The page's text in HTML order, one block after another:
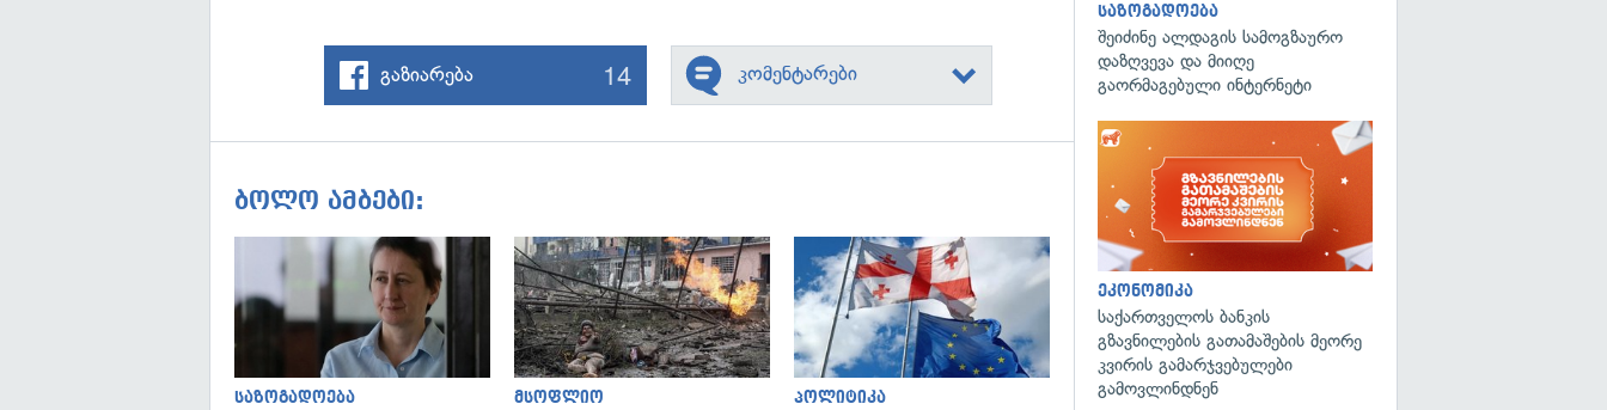
გაზიარება 14 კომენტარები
ბოლო ამბები:
გადახედვა
საზოგადოება
გადახედვა
მსოფლიო
გადახედვა
პოლიტიკა
საზოგადოება
შეიძინე ალდაგის სამოგზაურო
დაზღვევა და მიიღე
გაორმაგებული ინტერნეტი
ეკონომიკა
საქართველოს ბანკის
გზავნილების გათამაშების მეორე
კვირის გამარჯვებულები
გამოვლინდნენ